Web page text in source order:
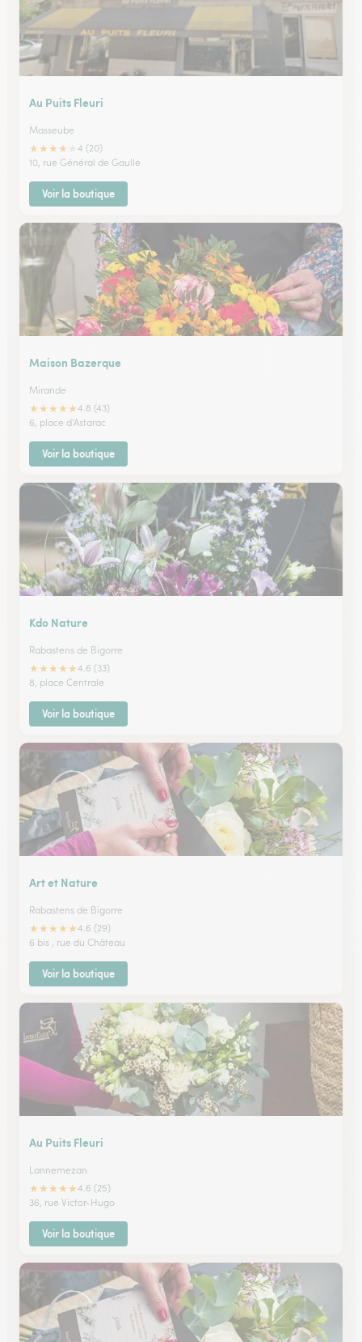
Au Puits Fleuri
Masseube
★★★★
4 (20)
10, rue Général de Gaulle
Voir la boutique
Maison Bazerque
Mirande
★★★★★4.8 (43)
6, place d'Astarac
Voir la boutique
Kdo Nature
Rabastens de Bigorre
★★★★★4.6 (33)
8, place Centrale
Voir la boutique
Art et Nature
Rabastens de Bigorre
★★★★★4.6 (29)
6 bis , rue du Château
Voir la boutique
Au Puits Fleuri
Lannemezan
★★★★★4.6 (25)
36, rue Victor-Hugo
Voir la boutique